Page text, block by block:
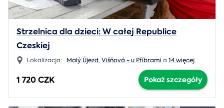
Strzelnica dla dzieci: W całej Republice
Czeskiej
Lokalizacja: Malý Újezd,Višňová - u Příbramia 14 więcej
1 720 CZK Pokaż szczegóły